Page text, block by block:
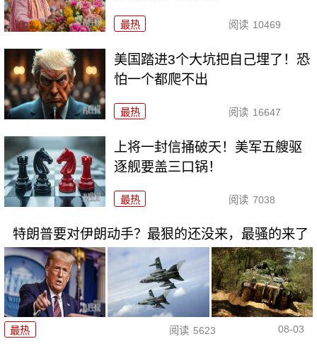
最热 阅读 10469
美国踏进3个大坑把自己埋了！恐
怕一个都爬不出
最热 阅读 16647
上将一封信捅破天！美军五艘驱
逐舰要盖三口锅！
最热 阅读 7038
特朗普要对伊朗动手？最狠的还没来，最骚的来了
最热 阅读 5623 08-03